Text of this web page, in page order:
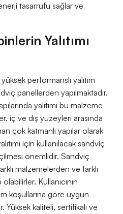
tasarrufu sağlar ve
Yalıtımı
performanslı yalıtım
panellerden yapılmaktadır.
yalıtımı bu malzeme
iç ve dış yüzeyleri arasında
çok katmanlı yapılar olarak
için kullanılacak sandviç
önemlidir. Sandviç
malzemelerden ve farklı
Kullanıcının
koşullarına göre uygun
kaliteli, sertifikalı ve